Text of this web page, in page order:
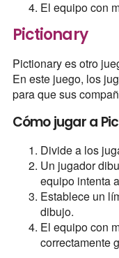
El equipo con
Pictionary
Pictionary es otro
En este juego, los
para que sus
Cómo jugar a
Divide a los
Un jugador
equipo intenta
Establece un
dibujo.
El equipo con
correctamente